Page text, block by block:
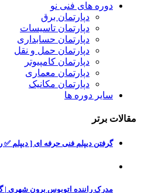
دوره های فنی نو
دپارتمان برق
دپارتمان تاسیسات
دپارتمان حسابداری
دپارتمان حمل و نقل
دپارتمان کامپیوتر
دپارتمان معماری
دپارتمان مکانیک
سایر دوره ها
مقالات برتر
گرفتن دیپلم فنی حرفه ای [ دیپلم
مدرک راننده اتوبوس برون شهری |